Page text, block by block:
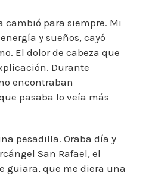
QUE
MI
VIDA.
cambió para siempre. Mi
y sueños, cayó
El dolor de cabeza que
Durante
encontraban
pasaba lo veía más
pesadilla. Oraba día y
San Rafael, el
guiara, que me diera una